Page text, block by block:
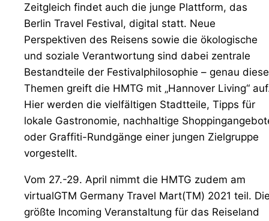
Zeitgleich findet auch die junge Plattform, das
Berlin Travel Festival, digital statt. Neue
Perspektiven des Reisens sowie die ökologische
und soziale Verantwortung sind dabei zentrale
Bestandteile der Festivalphilosophie – genau diese
Themen greift die HMTG mit „Hannover Living“
Hier werden die vielfältigen Stadtteile, Tipps für
lokale Gastronomie, nachhaltige
oder Graffiti-Rundgänge einer jungen Zielgruppe
vorgestellt.
Vom 27.-29. April nimmt die HMTG zudem am
virtualGTM Germany Travel Mart(TM) 2021 teil.
größte Incoming Veranstaltung für das Reiseland